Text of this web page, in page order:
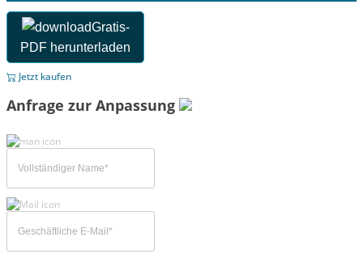
Gratis-
PDF herunterladen
Jetzt kaufen
Anfrage zur Anpassung